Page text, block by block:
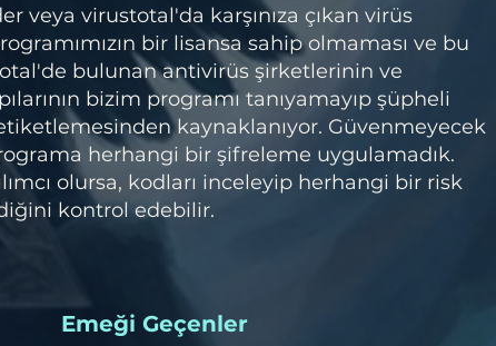
veya virustotal'da karşınıza çıkan virüs
bir lisansa sahip olmaması ve bu
bulunan antivirüs şirketlerinin ve
bizim programı tanıyamayıp şüpheli
kaynaklanıyor. Güvenmeyecek
herhangi bir şifreleme uygulamadık.
olursa, kodları inceleyip herhangi bir risk
kontrol edebilir.
​Emeği Geçenler